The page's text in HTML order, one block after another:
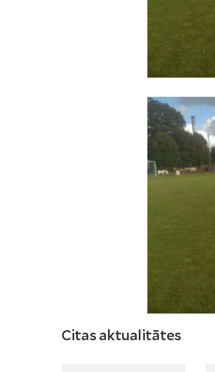
Citas aktualitātes